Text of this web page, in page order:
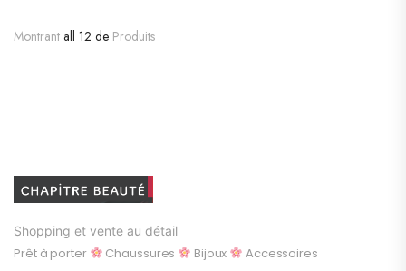
Montrant all 12 de Produits
Shopping et vente au détail
Prêt à porter Chaussures Bijoux Accessoires